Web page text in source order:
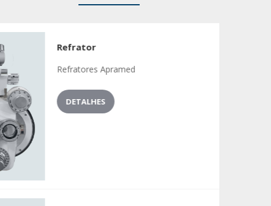
Refrator
Refratores Apramed
DETALHES